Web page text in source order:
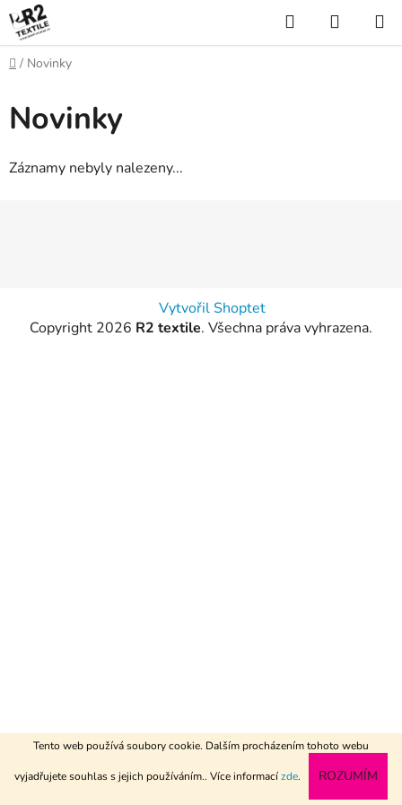
Tento web používá soubory cookie. Dalším procházením tohoto webu
vyjadřujete souhlas s jejich používáním.. Více informacízde. ROZUMÍM
Přejít
na
obsah
www.textil-metraz.cz
Hledat
KOŠÍK
Domů
/ Novinky
Novinky
Záznamy nebyly nalezeny...
Vytvořil Shoptet
Copyright 2026 R2 textile. Všechna práva vyhrazena.